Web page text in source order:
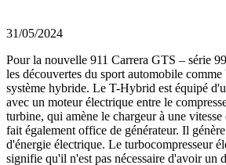
31/05/2024
Pour la nouvelle 911 Carrera GTS – série
les découvertes du sport automobile
système hybride. Le T-Hybrid est équipé
avec un moteur électrique entre le
turbine, qui amène le chargeur à une
fait également office de générateur. Il
d'énergie électrique. Le turbocompresseur
signifie qu'il n'est pas nécessaire d'avoir un